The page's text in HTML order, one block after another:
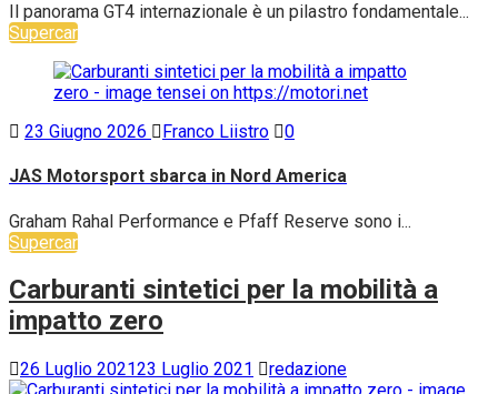
Il panorama GT4 internazionale è un pilastro fondamentale...
Supercar
23 Giugno 2026 Franco Liistro 0
JAS Motorsport sbarca in Nord America
Graham Rahal Performance e Pfaff Reserve sono i...
Supercar
Carburanti sintetici per la mobilità a
impatto zero
26 Luglio 202123 Luglio 2021 redazione